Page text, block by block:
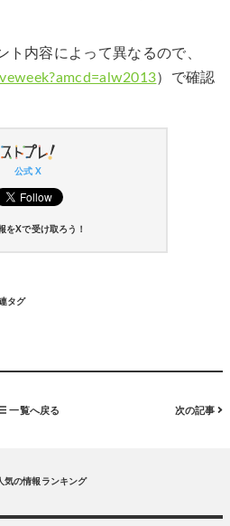
ト内容によって異なるので、
）で確認
公式 X
をXで受け取ろう！
タグ
一覧へ戻る 次の記事
気の情報ランキング